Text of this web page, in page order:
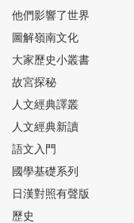
⑰
⑱
他們影響了世界
圖解嶺南文化
大家歷史小叢書
故宮探秘
人文經典譯叢
人文經典新讀
語文入門
國學基礎系列
日漢對照有聲版
歷史